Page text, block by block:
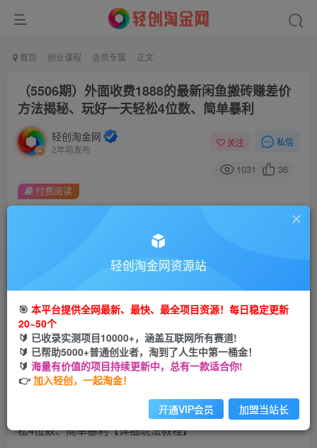
首页 创业课程 会员专属 正文
（5506期）外面收费1888的最新闲鱼搬砖赚差价
方法揭秘、玩好一天轻松4位数、简单暴利
轻创淘金网
2年前发布
关注 私信
1031 36
会员专属资源
您暂无购买权限，请先开通会员
开通会员
付费阅读
外面收费1888的最新闲鱼搬砖赚差价方法揭秘、玩好一天轻
松4位数、简单暴利【详细玩法教程】
轻创淘金网资源站
🎯 本平台提供全网最新、最快、最全项目资源！每日稳定更新
20~50个
🔰 已收录实测项目10000+，涵盖互联网所有赛道!
🔰 已帮助5000+普通创业者，淘到了人生中第一桶金！
🔰 海量有价值的项目持续更新中，总有一款适合你!
👉加入轻创，一起淘金！
开通VIP会员 加盟当站长